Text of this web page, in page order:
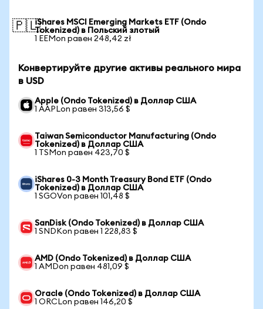
🇵🇱iShares MSCI Emerging Markets ETF (Ondo
Tokenized) в Польский злотый
1 EEMon равен 248,42 zł
Конвертируйте другие активы реального мира
в USD
Apple (Ondo Tokenized) в Доллар США
1 AAPLon равен 313,56 $
Taiwan Semiconductor Manufacturing (Ondo
Tokenized) в Доллар США
1 TSMon равен 423,70 $
iShares 0-3 Month Treasury Bond ETF (Ondo
Tokenized) в Доллар США
1 SGOVon равен 101,48 $
SanDisk (Ondo Tokenized) в Доллар США
1 SNDKon равен 1 228,83 $
AMD (Ondo Tokenized) в Доллар США
1 AMDon равен 481,09 $
Oracle (Ondo Tokenized) в Доллар США
1 ORCLon равен 146,20 $